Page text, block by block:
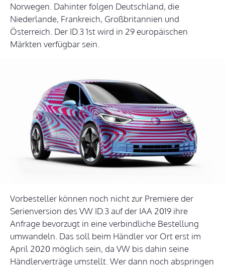
Norwegen. Dahinter folgen Deutschland, die
Niederlande, Frankreich, Großbritannien und
Österreich. Der ID.3 1st wird in 29 europäischen
Märkten verfügbar sein.
Vorbesteller können noch nicht zur Premiere der
Serienversion des VW ID.3 auf der IAA 2019 ihre
Anfrage bevorzugt in eine verbindliche Bestellung
umwandeln. Das soll beim Händler vor Ort erst im
April 2020 möglich sein, da VW bis dahin seine
Händlerverträge umstellt. Wer dann noch abspringen